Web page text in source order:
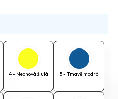
4 - Neonová žlutá 5 - Tmavě modrá